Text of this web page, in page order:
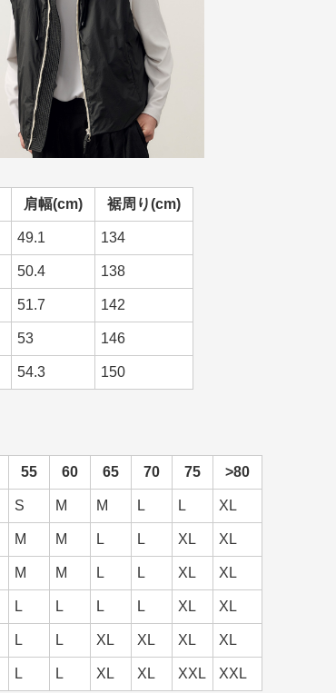
肩幅(cm) 裾周り(cm)
49.1 134
50.4 138
51.7 142
53 146
54.3 150
55 60 65 70 75 >80
S M M L L XL
M M L L XL XL
M M L L XL XL
L L L L XL XL
L L XL XL XL XL
L L XL XL XXL XXL